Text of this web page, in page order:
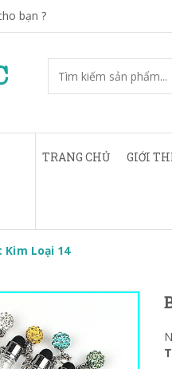
bạn ?
TRANG CHỦ GIỚI
Kim Loại 14